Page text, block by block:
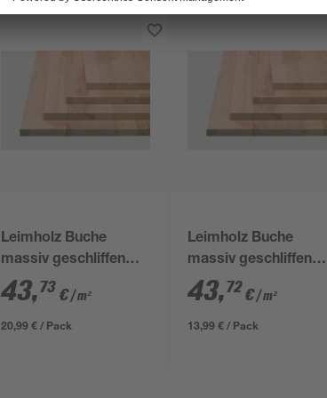
Leimholz Buche
massiv geschliffen
800 x 600 x 18 mm
43,73 €/ m²
20,99 € / Pack
Leimholz Buche
massiv geschliffen
800 x 400 x 18 mm
43,72€/ m²
13,99 € / Pack